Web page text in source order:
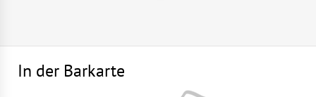
In der Barkarte